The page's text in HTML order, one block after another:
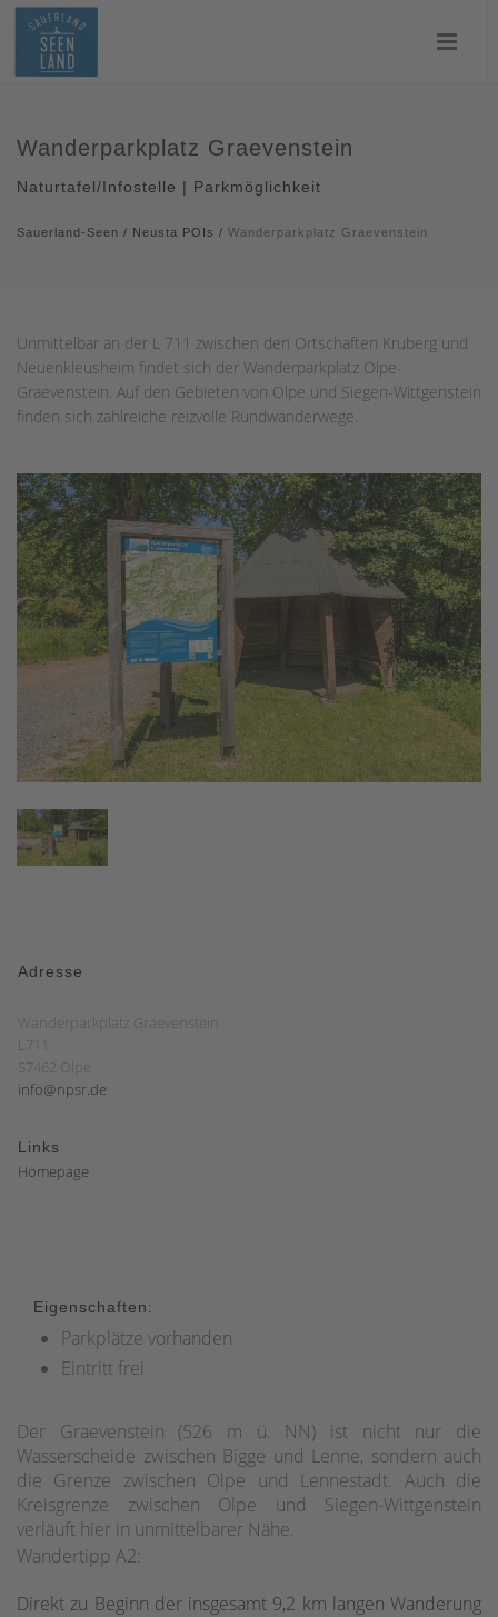
Wanderparkplatz Graevenstein
Naturtafel/Infostelle | Parkmöglichkeit
Sauerland-Seen / Neusta POIs / Wanderparkplatz Graevenstein
Unmittelbar an der L 711 zwischen den Ortschaften Kruberg und
Neuenkleusheim findet sich der Wanderparkplatz Olpe-
Graevenstein. Auf den Gebieten von Olpe und Siegen-Wittgenstein
finden sich zahlreiche reizvolle Rundwanderwege.
Adresse
Wanderparkplatz Graevenstein
57462 Olpe
info@npsr.de
Links
Homepage
Eigenschaften:
Parkplätze vorhanden
Eintritt frei
Der Graevenstein (526 m ü. NN) ist nicht nur die
Wasserscheide zwischen Bigge und Lenne, sondern auch
die Grenze zwischen Olpe und Lennestadt. Auch die
Kreisgrenze zwischen Olpe und Siegen-Wittgenstein
verläuft hier in unmittelbarer Nähe.
Wandertipp A2:
Direkt zu Beginn der insgesamt 9,2 km langen Wanderung